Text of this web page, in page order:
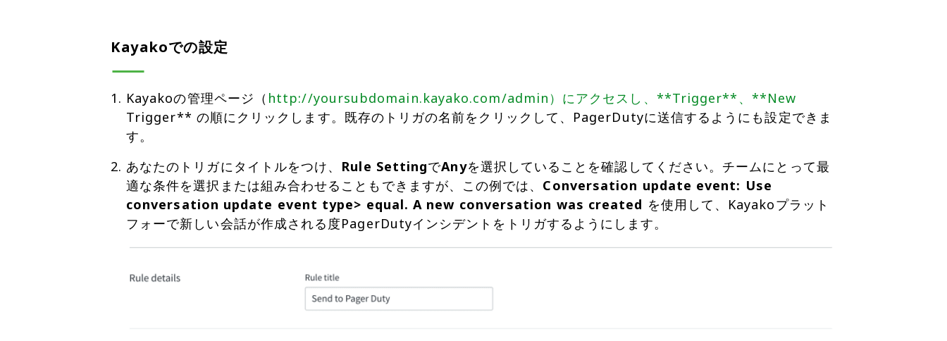
Kayakoでの設定
Kayakoの管理ページ（ http://yoursubdomain.kayako.com/admin）にアクセスし、**Trigger**、**New
Trigger** の順にクリックします。既存のトリガの名前をクリックして、PagerDutyに送信するようにも設定できま
す。
あなたのトリガにタイトルをつけ、 Rule SettingでAnyを選択していることを確認してください。チームにとって最
適な条件を選択または組み合わせることもできますが、この例では、 Conversation update event: Use
conversation update event type> equal. A new conversation was created を使用して、Kayakoプラット